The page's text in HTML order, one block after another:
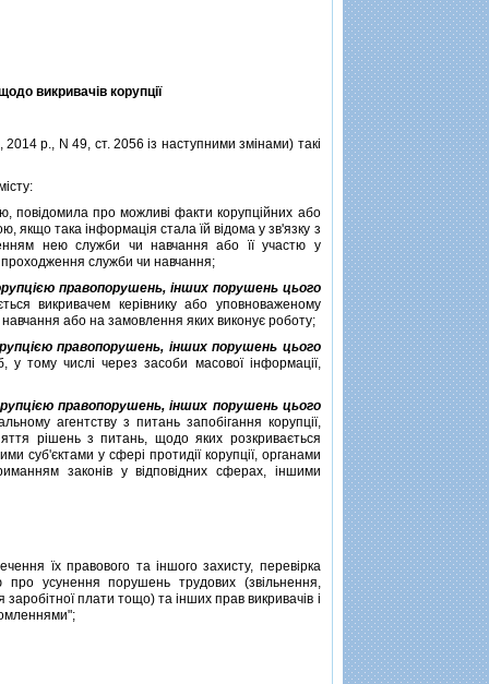
викривачiв корупцiї
р., N 49, ст. 2056 iз наступними змiнами) такi
повiдомила про можливi факти корупцiйних або
якщо така iнформацiя стала їй вiдома у зв'язку з
нею служби чи навчання або її участю у
служби чи навчання;
правопорушень, iнших порушень цього
викривачем керiвнику або уповноваженому
або на замовлення яких виконує роботу;
правопорушень, iнших порушень цього
тому числi через засоби масової iнформацiї,
правопорушень, iнших порушень цього
агентству з питань запобiгання корупцiї,
рiшень з питань, щодо яких розкривається
суб'єктами у сферi протидiї корупцiї, органами
законiв у вiдповiдних сферах, iншими
їх правового та iншого захисту, перевiрка
усунення порушень трудових (звiльнення,
плати тощо) та iнших прав викривачiв i